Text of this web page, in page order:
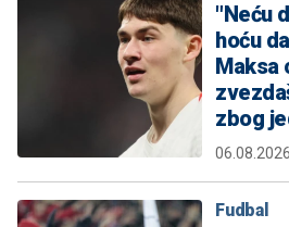
"Neću
hoću
Maksa
zbog
Fudbal